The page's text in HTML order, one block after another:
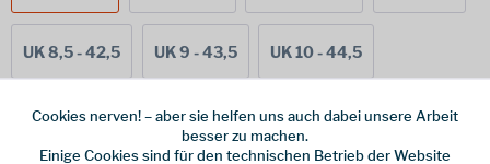
UK 8,5 - 42,5 UK 9 - 43,5 UK 10 - 44,5
UK 9,5 - 44 UK 10,5 - 45,5 UK 11 - 46
Cookies nerven! – aber sie helfen uns auch dabei unsere Arbeit
besser zu machen.
Einige Cookies sind für den technischen Betrieb der Website